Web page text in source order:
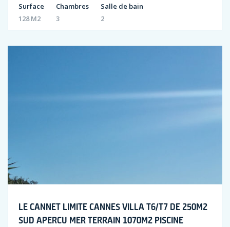
Surface
128 M2
Chambres
3
Salle de bain
2
LE CANNET LIMITE CANNES VILLA T6/T7 DE 250M2
SUD APERCU MER TERRAIN 1070M2 PISCINE